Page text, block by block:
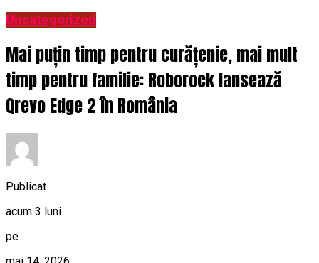
Uncategorized
Mai puțin timp pentru curățenie, mai mult
timp pentru familie: Roborock lansează
Qrevo Edge 2 în România
Publicat
acum 3 luni
pe